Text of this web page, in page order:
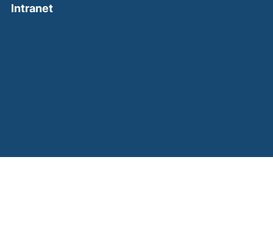
Intranet(external link, opens in a new window)